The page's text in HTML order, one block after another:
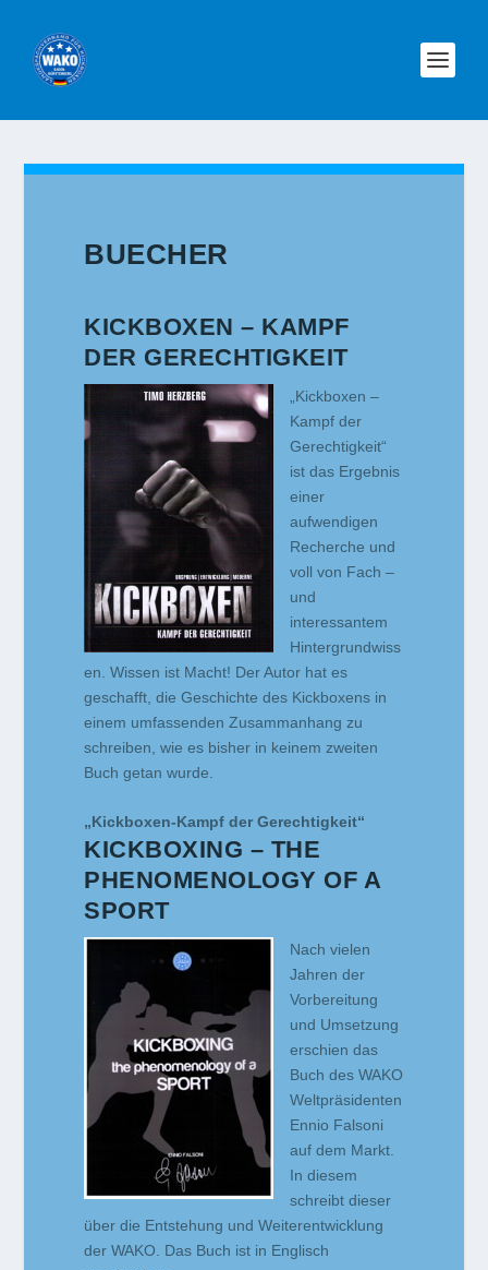
BUECHER
KICKBOXEN – KAMPF
DER GERECHTIGKEIT
„Kickboxen –
Kampf der
Gerechtigkeit“
ist das Ergebnis
einer
aufwendigen
Recherche und
voll von Fach –
und
interessantem
Hintergrundwiss
en. Wissen ist Macht! Der Autor hat es
geschafft, die Geschichte des Kickboxens in
einem umfassenden Zusammanhang zu
schreiben, wie es bisher in keinem zweiten
Buch getan wurde.
„Kickboxen-Kampf der Gerechtigkeit“
KICKBOXING – THE
PHENOMENOLOGY OF A
SPORT
Nach vielen
Jahren der
Vorbereitung
und Umsetzung
erschien das
Buch des WAKO
Weltpräsidenten
Ennio Falsoni
auf dem Markt.
In diesem
schreibt dieser
über die Entstehung und Weiterentwicklung
der WAKO. Das Buch ist in Englisch